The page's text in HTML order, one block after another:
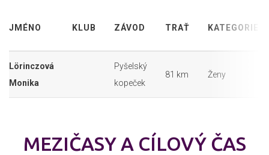
JMÉNO KLUB ZÁVOD TRAŤ KATEGORIE
Lörinczová
Monika
Pyšelský
kopeček
81 km Ženy
MEZIČASY A CÍLOVÝ ČAS